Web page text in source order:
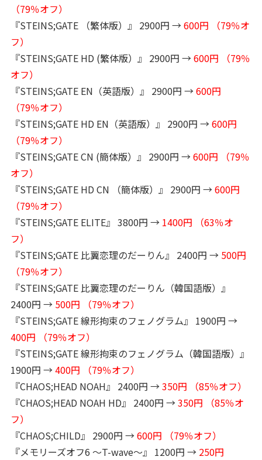
（79％オフ）
『STEINS;GATE （繁体版）』 2900円 →600円 （79％オ
フ）
『STEINS;GATE HD (繁体版）』 2900円 →600円 （79％
オフ）
『STEINS;GATE EN（英語版）』 2900円 →600円
（79％オフ）
『STEINS;GATE HD EN（英語版）』 2900円 →600円
（79％オフ）
『STEINS;GATE CN (簡体版）』 2900円 →600円 （79％
オフ）
『STEINS;GATE HD CN （簡体版）』 2900円 →600円
（79％オフ）
『STEINS;GATE ELITE』 3800円 → 1400円 （63％オ
フ）
『STEINS;GATE 比翼恋理のだーりん』 2400円 → 500円
（79％オフ）
『STEINS;GATE 比翼恋理のだーりん（韓国語版）』
2400円 → 500円 （79％オフ）
『STEINS;GATE 線形拘束のフェノグラム』 1900円 →
400円 （79％オフ）
『STEINS;GATE 線形拘束のフェノグラム（韓国語版）』
1900円 →400円 （79％オフ）
『CHAOS;HEAD NOAH』 2400円 →350円 （85％オフ）
『CHAOS;HEAD NOAH HD』 2400円 →350円 （85％オ
フ）
『CHAOS;CHILD』 2900円 →600円 （79％オフ）
『メモリーズオフ6 〜T-wave〜』 1200円 → 250円